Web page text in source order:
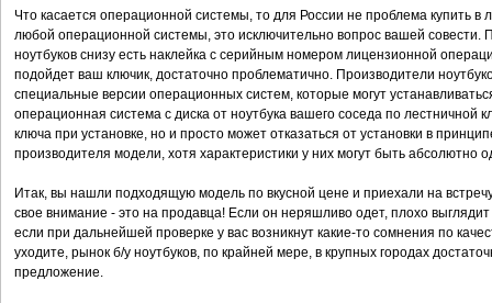
Что касается операционной системы, то для России не проблема купить
любой операционной системы, это исключительно вопрос вашей совести.
ноутбуков снизу есть наклейка с серийным номером лицензионной
подойдет ваш ключик, достаточно проблематично. Производители
специальные версии операционных систем, которые могут
операционная система с диска от ноутбука вашего соседа по лестничной
ключа при установке, но и просто может отказаться от установки в
производителя модели, хотя характеристики у них могут быть абсолютно
Итак, вы нашли подходящую модель по вкусной цене и приехали на
свое внимание - это на продавца! Если он неряшливо одет, плохо
если при дальнейшей проверке у вас возникнут какие-то сомнения по
уходите, рынок б/у ноутбуков, по крайней мере, в крупных городах
предложение.